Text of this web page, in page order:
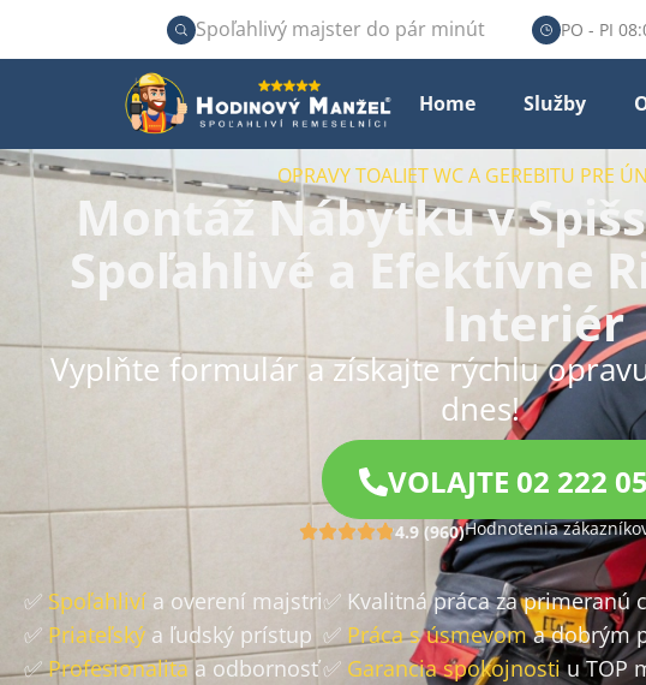
Spoľahlivý majster do pár minút PO - PI
Home Služby
OPRAVY TOALIET WC A GEREBITU PRE
Montáž Nábytku v
Spoľahlivé a Efektívne
Interiér
Vyplňte formulár a získajte rýchlu
dnes!
VOLAJTE 02 222
4.9 (960)Hodnotenia
✅ Spoľahliví a overení majstri
✅ Priateľský a ľudský prístup
✅Profesionalitaa odbornosť
✅ Kvalitná práca za primeranú
✅ Práca s úsmevoma dobrým
✅ Garancia spokojnostiu TOP